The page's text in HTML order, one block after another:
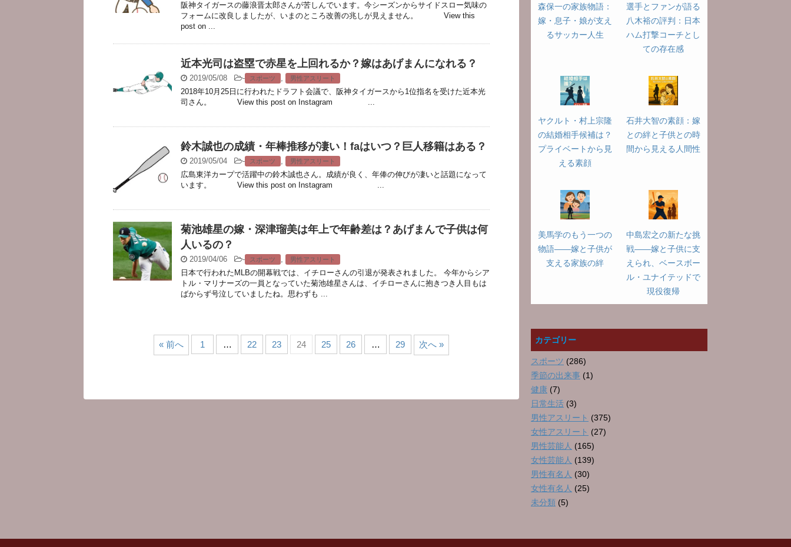
阪神タイガースの藤浪晋太郎さんが苦しんでいます。今シーズンからサイドスロー気味の
フォームに改良しましたが、いまのところ改善の兆しが見えません。 View this
post on ...
近本光司は盗塁で赤星を上回れるか？嫁はあげまんになれる？
2019/05/08 - スポーツ , 男性アスリート
2018年10月25日に行われたドラフト会議で、阪神タイガースから1位指名を受けた近本光
司さん。 View this post on Instagram ...
鈴木誠也の成績・年棒推移が凄い！faはいつ？巨人移籍はある？
2019/05/04 - スポーツ , 男性アスリート
広島東洋カープで活躍中の鈴木誠也さん。成績が良く、年俸の伸びが凄いと話題になって
います。 View this post on Instagram ...
菊池雄星の嫁・深津瑠美は年上で年齢差は？あげまんで子供は何
人いるの？
2019/04/06 - スポーツ , 男性アスリート
日本で行われたMLBの開幕戦では、イチローさんの引退が発表されました。 今年からシア
トル・マリナーズの一員となっていた菊池雄星さんは、イチローさんに抱きつき人目もは
ばからず号泣していましたね。思わずも ...
« 前へ 1 … 22 23 24 25 26 … 29 次へ »
森保一の家族物語：
嫁・息子・娘が支え
るサッカー人生
選手とファンが語る
八木裕の評判：日本
ハム打撃コーチとし
ての存在感
ヤクルト・村上宗隆
の結婚相手候補は？
プライベートから見
える素顔
石井大智の素顔：嫁
との絆と子供との時
間から見える人間性
美馬学のもう一つの
物語――嫁と子供が
支える家族の絆
中島宏之の新たな挑
戦――嫁と子供に支
えられ、ベースボー
ル・ユナイテッドで
現役復帰
カテゴリー
スポーツ (286)
季節の出来事 (1)
健康 (7)
日常生活 (3)
男性アスリート (375)
女性アスリート (27)
男性芸能人 (165)
女性芸能人 (139)
男性有名人 (30)
女性有名人 (25)
未分類 (5)